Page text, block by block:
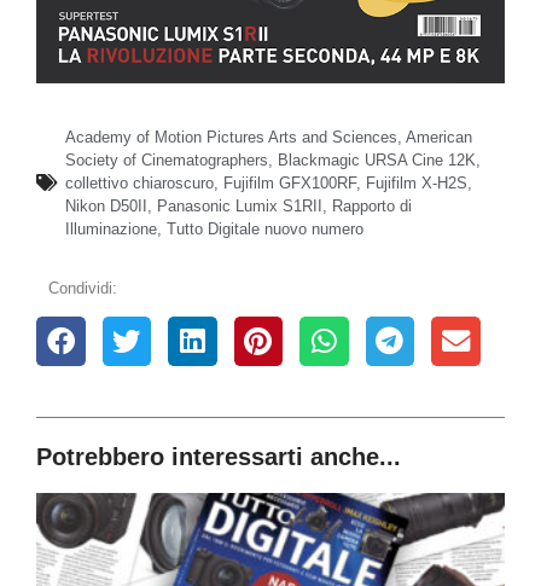
Academy of Motion Pictures Arts and Sciences American
Society of Cinematographers
Blackmagic URSA Cine 12K
collettivo chiaroscuro
Fujifilm GFX100RF, Fujifilm X-H2S
Nikon D50II
Panasonic Lumix S1RII
Rapporto di
Illuminazione Tutto Digitale nuovo numero
Condividi:
Potrebbero interessarti anche...